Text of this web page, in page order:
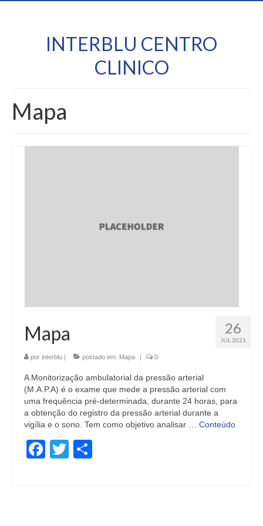
INTERBLU CENTRO
CLINICO
Mapa
26
JUL 2021
Mapa
por interblu | postado em: Mapa | 0
A Monitorização ambulatorial da pressão arterial
(M.A.P.A) é o exame que mede a pressão arterial com
uma frequência pré-determinada, durante 24 horas, para
a obtenção do registro da pressão arterial durante a
vigília e o sono. Tem como objetivo analisar … Conteúdo
Facebook
Twitter